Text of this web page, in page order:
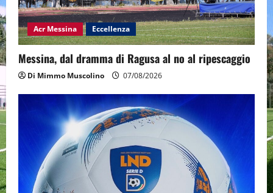
Acr Messina Eccellenza
Messina, dal dramma di Ragusa al no al ripescaggio
Di Mimmo Muscolino 07/08/2026